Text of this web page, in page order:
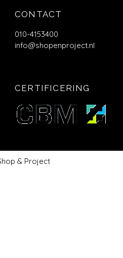
CONTACT
010-4153400
info@shopenproject.nl
CERTIFICERING
& Project